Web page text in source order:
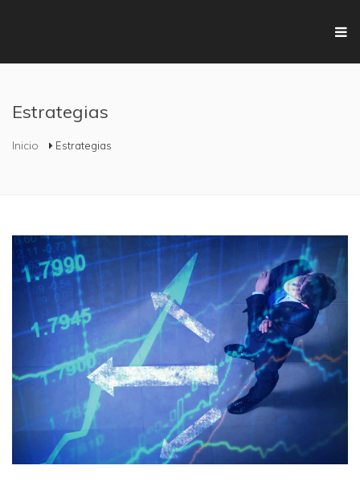
Estrategias
Se encuentra usted aquí
Inicio Estrategias